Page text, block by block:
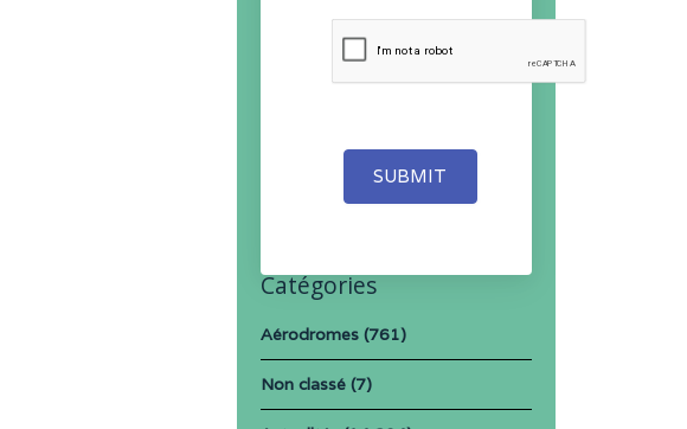
SUBMIT
Catégories
Aérodromes(761)
Non classé(7)